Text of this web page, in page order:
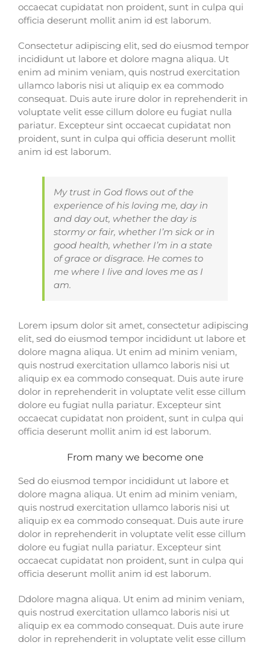
occaecat cupidatat non proident, sunt in culpa qui
officia deserunt mollit anim id est laborum.
Consectetur adipiscing elit, sed do eiusmod tempor
incididunt ut labore et dolore magna aliqua. Ut
enim ad minim veniam, quis nostrud exercitation
ullamco laboris nisi ut aliquip ex ea commodo
consequat. Duis aute irure dolor in reprehenderit in
voluptate velit esse cillum dolore eu fugiat nulla
pariatur. Excepteur sint occaecat cupidatat non
proident, sunt in culpa qui officia deserunt mollit
anim id est laborum.
My trust in God flows out of the
experience of his loving me, day in
and day out, whether the day is
stormy or fair, whether I’m sick or in
good health, whether I’m in a state
of grace or disgrace. He comes to
me where I live and loves me as I
am.
Lorem ipsum dolor sit amet, consectetur adipiscing
elit, sed do eiusmod tempor incididunt ut labore et
dolore magna aliqua. Ut enim ad minim veniam,
quis nostrud exercitation ullamco laboris nisi ut
aliquip ex ea commodo consequat. Duis aute irure
dolor in reprehenderit in voluptate velit esse cillum
dolore eu fugiat nulla pariatur. Excepteur sint
occaecat cupidatat non proident, sunt in culpa qui
officia deserunt mollit anim id est laborum.
From many we become one
Sed do eiusmod tempor incididunt ut labore et
dolore magna aliqua. Ut enim ad minim veniam,
quis nostrud exercitation ullamco laboris nisi ut
aliquip ex ea commodo consequat. Duis aute irure
dolor in reprehenderit in voluptate velit esse cillum
dolore eu fugiat nulla pariatur. Excepteur sint
occaecat cupidatat non proident, sunt in culpa qui
officia deserunt mollit anim id est laborum.
Ddolore magna aliqua. Ut enim ad minim veniam,
quis nostrud exercitation ullamco laboris nisi ut
aliquip ex ea commodo consequat. Duis aute irure
dolor in reprehenderit in voluptate velit esse cillum